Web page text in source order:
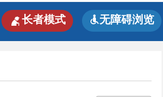
长者模式 无障碍浏览